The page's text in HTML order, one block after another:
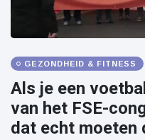
GEZONDHEID & FITNESS
Als je een
van het FSE-
dat echt moeten